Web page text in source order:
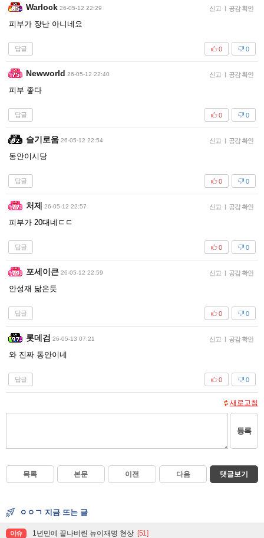
Warlock 26-05-12 22:29 신고 | 공감 확인
피부가 장난 아니네요
답글 0
0
Newworld 26-05-12 22:40 신고 | 공감 확인
피부 좋다
답글 0
0
슬기로움 26-05-12 22:54 신고 | 공감 확인
동안이시당
답글 0
0
처제 26-05-12 22:57 신고 | 공감 확인
피부가 20대네ㄷㄷ
답글 0
0
포세이큰 26-05-12 22:59 신고 | 공감 확인
안성재 닮은듯
답글 0
0
롯데검 26-05-13 07:21 신고 | 공감 확인
와 진짜 동안이네
답글 0
0
새로고침
등록
목록 본문 이전 다음 댓글보기
ㅇㅇㄱ 지금 뜨는 글
이슈 1년만에 끝나버린 뉴이재명 현상 [51]